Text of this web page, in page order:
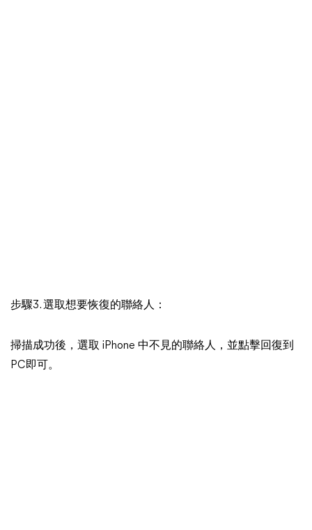
步驟3. 選取想要恢復的聯絡人：
掃描成功後，選取 iPhone 中不見的聯絡人，並點擊回復到
PC即可。